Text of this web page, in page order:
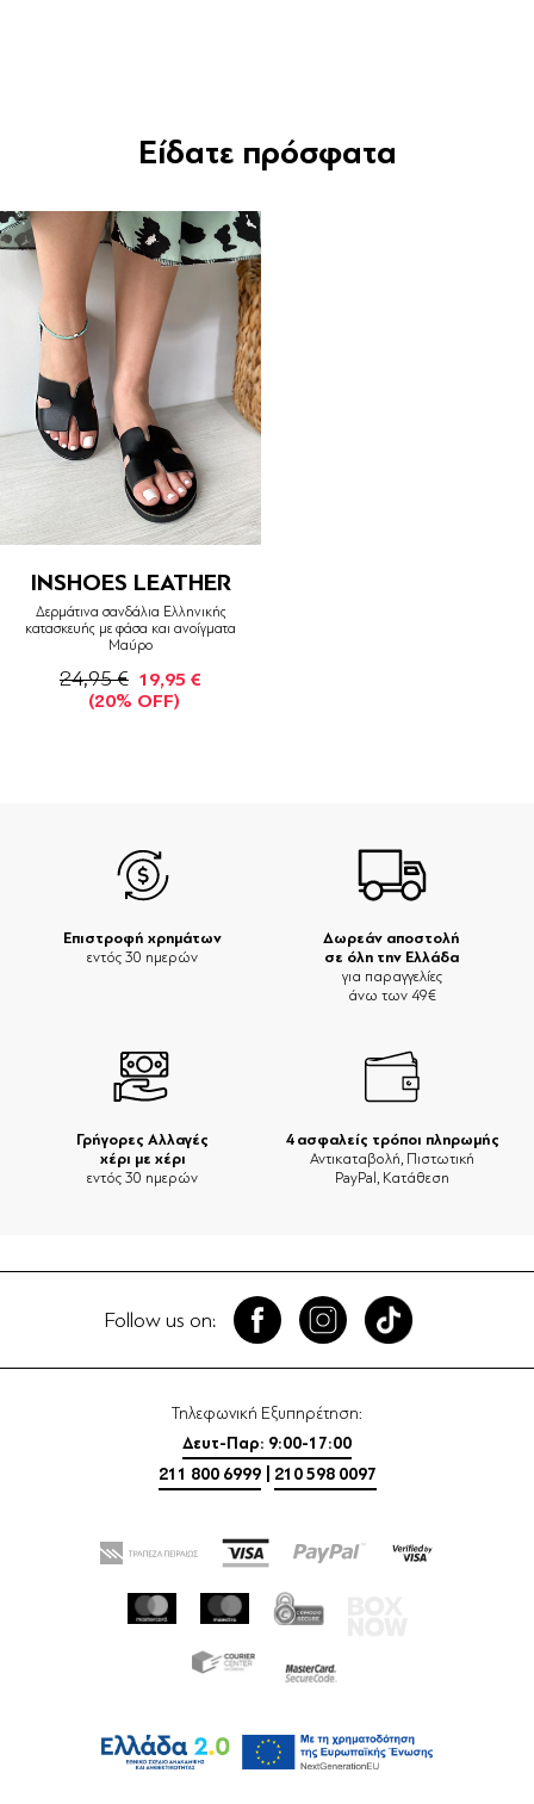
Είδατε πρόσφατα
INSHOES LEATHER
Δερμάτινα σανδάλια Ελληνικής
κατασκευής με φάσα και ανοίγματα
Μαύρο
24,95 € 19,95 €
(20% OFF)
Δωρεάν αποστολή
σε όλη την Ελλάδα
για παραγγελίες
άνω των 49€
Επιστροφή χρημάτων
εντός 30 ημερών
Γρήγορες Αλλαγές
χέρι με χέρι
εντός 30 ημερών
4 ασφαλείς τρόποι πληρωμής
Αντικαταβολή, Πιστωτική
PayPal, Κατάθεση
Follow us on:
Τηλεφωνική Εξυπηρέτηση:
Δευτ-Παρ: 9:00-17:00
211 800 6999
210 598 0097